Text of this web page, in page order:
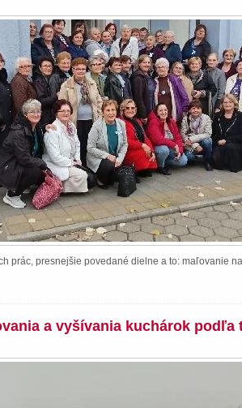
prác, presnejšie povedané dielne a to: maľovanie
a vyšívania kuchárok